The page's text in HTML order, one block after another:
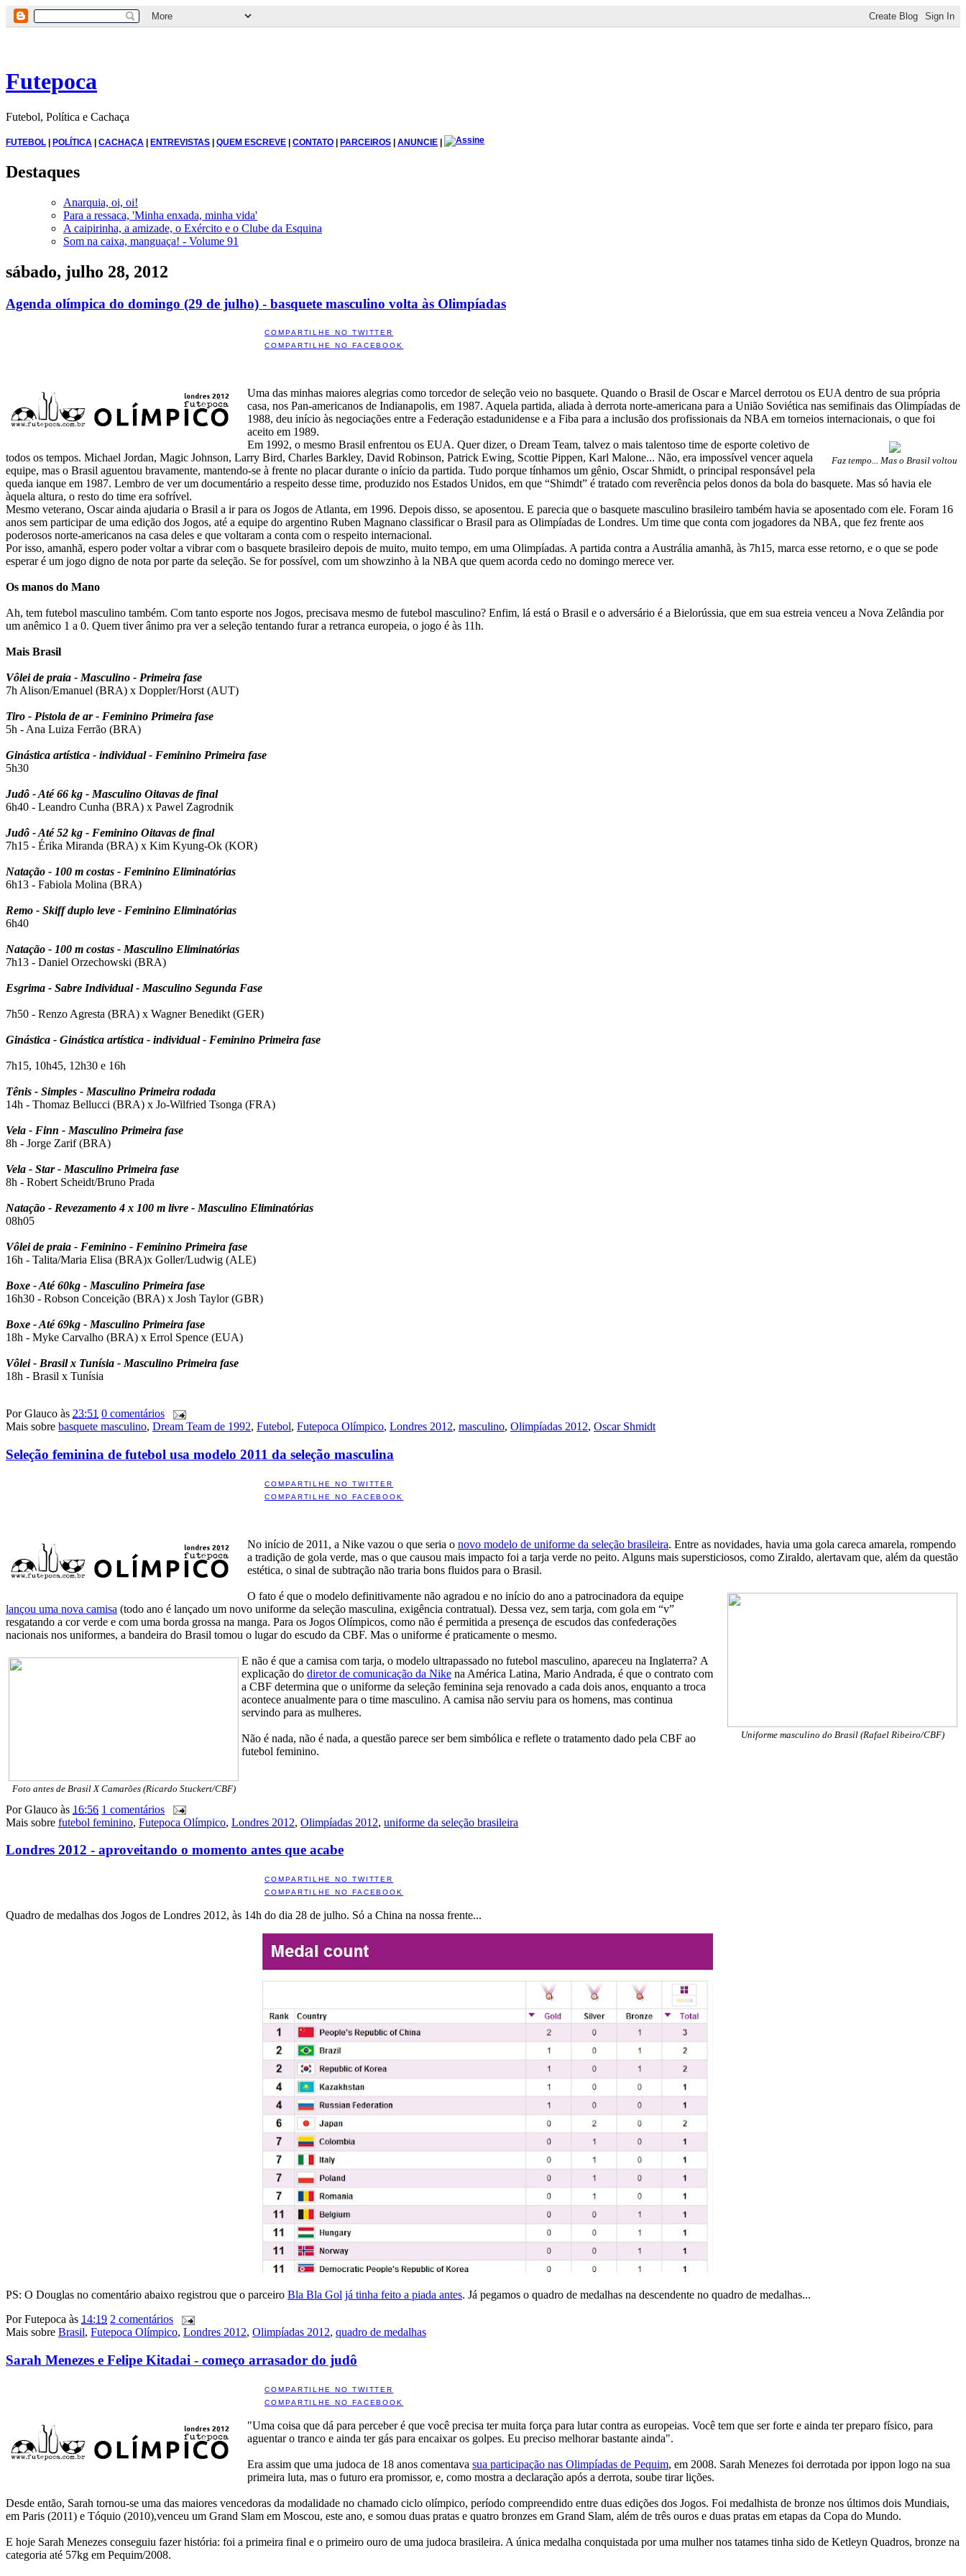
Futepoca
Futebol, Política e Cachaça
FUTEBOL | POLÍTICA | CACHAÇA | ENTREVISTAS | QUEM ESCREVE | CONTATO | PARCEIROS | ANUNCIE |
Destaques
Anarquia, oi, oi!
Para a ressaca, 'Minha enxada, minha vida'
A caipirinha, a amizade, o Exército e o Clube da Esquina
Som na caixa, manguaça! - Volume 91
sábado, julho 28, 2012
Agenda olímpica do domingo (29 de julho) - basquete masculino volta às Olimpíadas
COMPARTILHE NO TWITTER
COMPARTILHE NO FACEBOOK
Uma das minhas maiores alegrias como torcedor de seleção veio no basquete. Quando o Brasil de Oscar e Marcel derrotou os EUA dentro de sua própria
casa, nos Pan-americanos de Indianapolis, em 1987. Aquela partida, aliada à derrota norte-americana para a União Soviética nas semifinais das Olimpíadas de
1988, deu início às negociações entre a Federação estadunidense e a Fiba para a inclusão dos profissionais da NBA em torneios internacionais, o que foi
aceito em 1989.
Faz tempo... Mas o Brasil voltou
Em 1992, o mesmo Brasil enfrentou os EUA. Quer dizer, o Dream Team, talvez o mais talentoso time de esporte coletivo de
todos os tempos. Michael Jordan, Magic Johnson, Larry Bird, Charles Barkley, David Robinson, Patrick Ewing, Scottie Pippen, Karl Malone... Não, era impossível vencer aquela
equipe, mas o Brasil aguentou bravamente, mantendo-se à frente no placar durante o início da partida. Tudo porque tínhamos um gênio, Oscar Shmidt, o principal responsável pela
queda ianque em 1987. Lembro de ver um documentário a respeito desse time, produzido nos Estados Unidos, em que “Shimdt” é tratado com reverência pelos donos da bola do basquete. Mas só havia ele
àquela altura, o resto do time era sofrível.
Mesmo veterano, Oscar ainda ajudaria o Brasil a ir para os Jogos de Atlanta, em 1996. Depois disso, se aposentou. E parecia que o basquete masculino brasileiro também havia se aposentado com ele. Foram 16
anos sem participar de uma edição dos Jogos, até a equipe do argentino Ruben Magnano classificar o Brasil para as Olimpíadas de Londres. Um time que conta com jogadores da NBA, que fez frente aos
poderosos norte-americanos na casa deles e que voltaram a conta com o respeito internacional.
Por isso, amanhã, espero poder voltar a vibrar com o basquete brasileiro depois de muito, muito tempo, em uma Olimpíadas. A partida contra a Austrália amanhã, às 7h15, marca esse retorno, e o que se pode
esperar é um jogo digno de nota por parte da seleção. Se for possível, com um showzinho à la NBA que quem acorda cedo no domingo merece ver.
Os manos do Mano
Ah, tem futebol masculino também. Com tanto esporte nos Jogos, precisava mesmo de futebol masculino? Enfim, lá está o Brasil e o adversário é a Bielorússia, que em sua estreia venceu a Nova Zelândia por
um anêmico 1 a 0. Quem tiver ânimo pra ver a seleção tentando furar a retranca europeia, o jogo é às 11h.
Mais Brasil
Vôlei de praia - Masculino - Primeira fase
7h Alison/Emanuel (BRA) x Doppler/Horst (AUT)
Tiro - Pistola de ar - Feminino Primeira fase
5h - Ana Luiza Ferrão (BRA)
Ginástica artística - individual - Feminino Primeira fase
5h30
Judô - Até 66 kg - Masculino Oitavas de final
6h40 - Leandro Cunha (BRA) x Pawel Zagrodnik
Judô - Até 52 kg - Feminino Oitavas de final
7h15 - Érika Miranda (BRA) x Kim Kyung-Ok (KOR)
Natação - 100 m costas - Feminino Eliminatórias
6h13 - Fabiola Molina (BRA)
Remo - Skiff duplo leve - Feminino Eliminatórias
6h40
Natação - 100 m costas - Masculino Eliminatórias
7h13 - Daniel Orzechowski (BRA)
Esgrima - Sabre Individual - Masculino Segunda Fase
7h50 - Renzo Agresta (BRA) x Wagner Benedikt (GER)
Ginástica - Ginástica artística - individual - Feminino Primeira fase
7h15, 10h45, 12h30 e 16h
Tênis - Simples - Masculino Primeira rodada
14h - Thomaz Bellucci (BRA) x Jo-Wilfried Tsonga (FRA)
Vela - Finn - Masculino Primeira fase
8h - Jorge Zarif (BRA)
Vela - Star - Masculino Primeira fase
8h - Robert Scheidt/Bruno Prada
Natação - Revezamento 4 x 100 m livre - Masculino Eliminatórias
08h05
Vôlei de praia - Feminino - Feminino Primeira fase
16h - Talita/Maria Elisa (BRA)x Goller/Ludwig (ALE)
Boxe - Até 60kg - Masculino Primeira fase
16h30 - Robson Conceição (BRA) x Josh Taylor (GBR)
Boxe - Até 69kg - Masculino Primeira fase
18h - Myke Carvalho (BRA) x Errol Spence (EUA)
Vôlei - Brasil x Tunísia - Masculino Primeira fase
18h - Brasil x Tunísia
PorGlauco às 23:51 0 comentários
Mais sobre basquete masculino, Dream Team de 1992, Futebol, Futepoca Olímpico, Londres 2012, masculino, Olimpíadas 2012, Oscar Shmidt
Seleção feminina de futebol usa modelo 2011 da seleção masculina
COMPARTILHE NO TWITTER
COMPARTILHE NO FACEBOOK
No início de 2011, a Nike vazou o que seria o novo modelo de uniforme da seleção brasileira. Entre as novidades, havia uma gola careca amarela, rompendo
a tradição de gola verde, mas o que causou mais impacto foi a tarja verde no peito. Alguns mais supersticiosos, como Ziraldo, alertavam que, além da questão
estética, o sinal de subtração não traria bons fluidos para o Brasil.
Uniforme masculino do Brasil (Rafael Ribeiro/CBF)
O fato é que o modelo definitivamente não agradou e no início do ano a patrocinadora da equipe
lançou uma nova camisa (todo ano é lançado um novo uniforme da seleção masculina, exigência contratual). Dessa vez, sem tarja, com gola em “v”
resgatando a cor verde e com uma borda grossa na manga. Para os Jogos Olímpicos, como não é permitida a presença de escudos das confederações
nacionais nos uniformes, a bandeira do Brasil tomou o lugar do escudo da CBF. Mas o uniforme é praticamente o mesmo.
Foto antes de Brasil X Camarões (Ricardo Stuckert/CBF)
E não é que a camisa com tarja, o modelo ultrapassado no futebol masculino, apareceu na Inglaterra? A
explicação do diretor de comunicação da Nike na América Latina, Mario Andrada, é que o contrato com
a CBF determina que o uniforme da seleção feminina seja renovado a cada dois anos, enquanto a troca
acontece anualmente para o time masculino. A camisa não serviu para os homens, mas continua
servindo para as mulheres.
Não é nada, não é nada, a questão parece ser bem simbólica e reflete o tratamento dado pela CBF ao
futebol feminino.
PorGlauco às 16:56 1 comentários
Mais sobre futebol feminino, Futepoca Olímpico, Londres 2012, Olimpíadas 2012, uniforme da seleção brasileira
Londres 2012 - aproveitando o momento antes que acabe
COMPARTILHE NO TWITTER
COMPARTILHE NO FACEBOOK
Quadro de medalhas dos Jogos de Londres 2012, às 14h do dia 28 de julho. Só a China na nossa frente...
PS: O Douglas no comentário abaixo registrou que o parceiro Bla Bla Gol já tinha feito a piada antes. Já pegamos o quadro de medalhas na descendente no quadro de medalhas...
PorFutepoca às 14:19 2 comentários
Mais sobre Brasil, Futepoca Olímpico, Londres 2012, Olimpíadas 2012, quadro de medalhas
Sarah Menezes e Felipe Kitadai - começo arrasador do judô
COMPARTILHE NO TWITTER
COMPARTILHE NO FACEBOOK
"Uma coisa que dá para perceber é que você precisa ter muita força para lutar contra as europeias. Você tem que ser forte e ainda ter preparo físico, para
aguentar o tranco e ainda ter gás para encaixar os golpes. Eu preciso melhorar bastante ainda".
Era assim que uma judoca de 18 anos comentava sua participação nas Olimpíadas de Pequim, em 2008. Sarah Menezes foi derrotada por ippon logo na sua
primeira luta, mas o futuro era promissor, e, como mostra a declaração após a derrota, soube tirar lições.
Desde então, Sarah tornou-se uma das maiores vencedoras da modalidade no chamado ciclo olímpico, período compreendido entre duas edições dos Jogos. Foi medalhista de bronze nos últimos dois Mundiais,
em Paris (2011) e Tóquio (2010),venceu um Grand Slam em Moscou, este ano, e somou duas pratas e quatro bronzes em Grand Slam, além de três ouros e duas pratas em etapas da Copa do Mundo.
E hoje Sarah Menezes conseguiu fazer história: foi a primeira final e o primeiro ouro de uma judoca brasileira. A única medalha conquistada por uma mulher nos tatames tinha sido de Ketleyn Quadros, bronze na
categoria até 57kg em Pequim/2008.